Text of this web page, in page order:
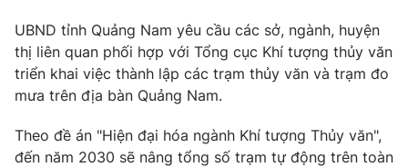
Tư vấn
Chuyên mục khác
Emagazine Podcast
Photo Infographic
UBND tỉnh Quảng Nam yêu cầu các sở, ngành, huyện
thị liên quan phối hợp với Tổng cục Khí tượng thủy văn
triển khai việc thành lập các trạm thủy văn và trạm đo
mưa trên địa bàn Quảng Nam.
Theo đề án "Hiện đại hóa ngành Khí tượng Thủy văn",
đến năm 2030 sẽ nâng tổng số trạm tự động trên toàn